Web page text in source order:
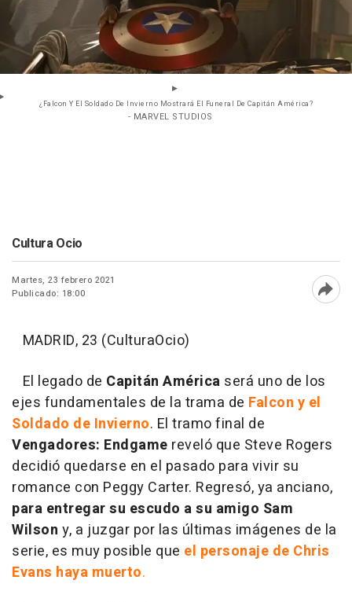
¿Falcon Y El Soldado De Invierno Mostrará El Funeral De Capitán América?
- MARVEL STUDIOS
Cultura Ocio
Martes, 23 febrero 2021
Publicado: 18:00
MADRID, 23 (CulturaOcio)
El legado de Capitán América será uno de los
ejes fundamentales de la trama de Falcon y el
Soldado de Invierno. El tramo final de
Vengadores: Endgame reveló que Steve Rogers
decidió quedarse en el pasado para vivir su
romance con Peggy Carter. Regresó, ya anciano,
para entregar su escudo a su amigo Sam
Wilson y, a juzgar por las últimas imágenes de la
serie, es muy posible que el personaje de Chris
Evans haya muerto.